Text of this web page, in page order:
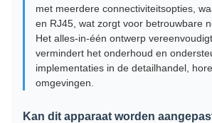
met meerdere connectiviteitsopties,
en RJ45, wat zorgt voor betrouwbare
Het alles-in-één ontwerp
vermindert het onderhoud en
implementaties in de detailhandel,
omgevingen.
Kan dit apparaat worden